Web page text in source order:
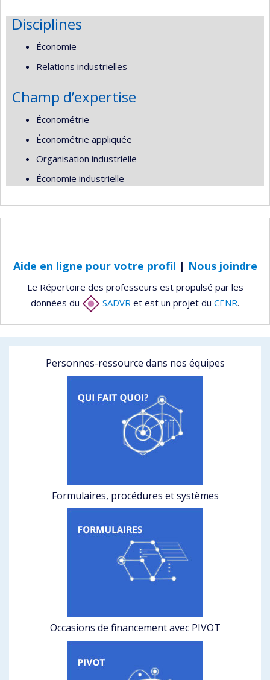
Disciplines
Économie
Relations industrielles
Champ d’expertise
Économétrie
Économétrie appliquée
Organisation industrielle
Économie industrielle
Aide en ligne pour votre profil | Nous joindre
Le Répertoire des professeurs est propulsé par les
données du
SADVR et est un projet du CENR.
Personnes-ressource dans nos équipes
Formulaires, procédures et systèmes
Occasions de financement avec PIVOT